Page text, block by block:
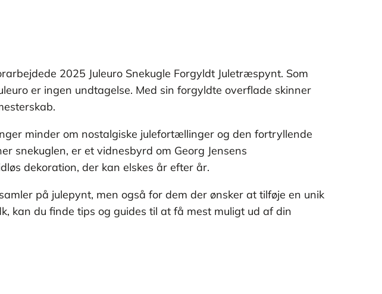
2025 Juleuro Snekugle Forgyldt Juletræspynt. Som
er ingen undtagelse. Med sin forgyldte overflade skinner
minder om nostalgiske julefortællinger og den fortryllende
snekuglen, er et vidnesbyrd om Georg Jensens
dekoration, der kan elskes år efter år.
på julepynt, men også for dem der ønsker at tilføje en unik
kan du finde tips og guides til at få mest muligt ud af din